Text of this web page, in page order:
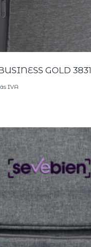
GOLD 3831
IVA